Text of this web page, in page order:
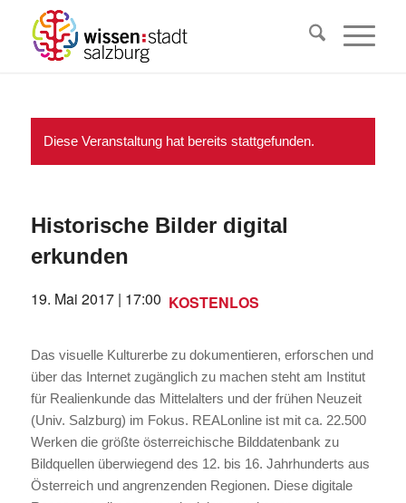
Diese Veranstaltung hat bereits stattgefunden.
Historische Bilder digital
erkunden
19. Mai 2017 | 17:00 KOSTENLOS
Das visuelle Kulturerbe zu dokumentieren, erforschen und
über das Internet zugänglich zu machen steht am Institut
für Realienkunde das Mittelalters und der frühen Neuzeit
(Univ. Salzburg) im Fokus. REALonline ist mit ca. 22.500
Werken die größte österreichische Bilddatenbank zu
Bildquellen überwiegend des 12. bis 16. Jahrhunderts aus
Österreich und angrenzenden Regionen. Diese digitale